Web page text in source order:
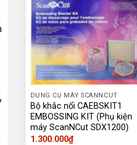
DUNG CỤ MÁY SCANNCUT
Bộ khắc nổi CAEBSKIT1
EMBOSSING KIT (Phụ kiện
máy ScanNCut SDX1200)
1.300.000₫